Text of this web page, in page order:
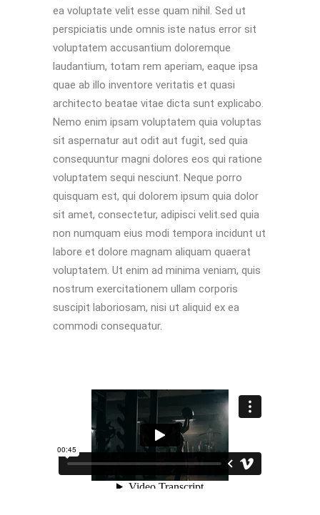
ea voluptate velit esse quam nihil. Sed ut
perspiciatis unde omnis iste natus error sit
voluptatem accusantium doloremque
laudantium, totam rem aperiam, eaque ipsa
quae ab illo inventore veritatis et quasi
architecto beatae vitae dicta sunt explicabo.
Nemo enim ipsam voluptatem quia voluptas
sit aspernatur aut odit aut fugit, sed quia
consequuntur magni dolores eos qui ratione
voluptatem sequi nesciunt. Neque porro
quisquam est, qui dolorem ipsum quia dolor
sit amet, consectetur, adipisci velit.sed quia
non numquam eius modi tempora incidunt ut
labore et dolore magnam aliquam quaerat
voluptatem. Ut enim ad minima veniam, quis
nostrum exercitationem ullam corporis
suscipit laboriosam, nisi ut aliquid ex ea
commodi consequatur.